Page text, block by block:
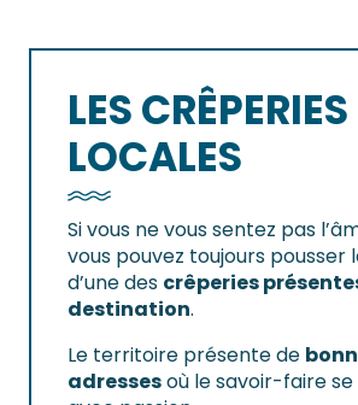
LES CRÊPERIES
LOCALES
Si vous ne vous sentez pas
vous pouvez toujours pousser
d’une des crêperies
destination.
Le territoire présente de
adressesoù le savoir-faire